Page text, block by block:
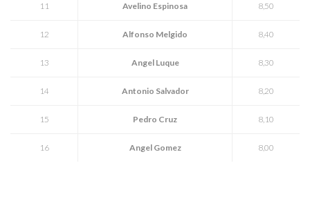
11 Avelino Espinosa 8,50
12 Alfonso Melgido 8,40
13 Angel Luque 8,30
14 Antonio Salvador 8,20
15 Pedro Cruz 8,10
16 Angel Gomez 8,00